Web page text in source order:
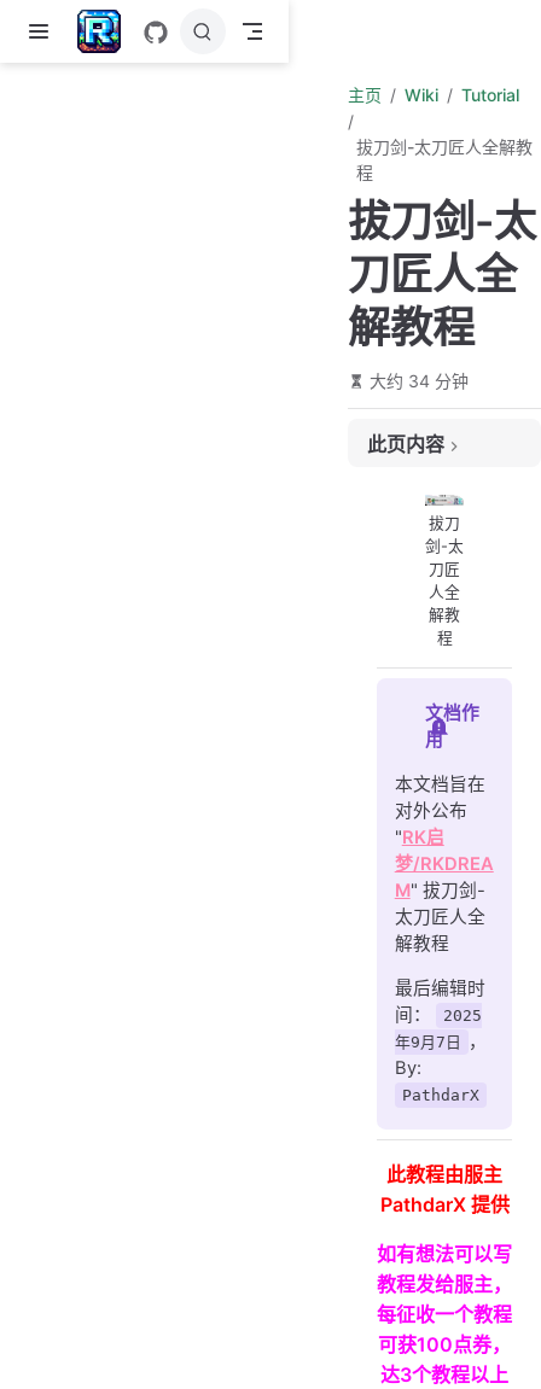
跳至主要內容
主页 Wiki Tutorial
拔刀剑-太刀匠人全解教
程
拔刀剑-太
刀匠人全
解教程
大约 34 分钟
此页内容
基础教学篇
「木偶」篇
「竹光」篇
「白鞘」篇
「名刀之卷」下篇
「妖刀」篇
「血染之竹刃」篇
「驱魔之刃」篇
「葵」之传说篇
「葵」之传说篇
「将军木」篇
「神月」之传说篇
「魂魄家传之刃」篇
「无上利刃」篇
「不死斬り」篇
「狱界剑」篇
「技术试验」篇
「千兆毁灭」篇
「似蛭」篇
拔刀
剑-太
刀匠
人全
解教
程
文档作
用
本文档旨在
对外公布
"RK启
梦/RKDREA
M" 拔刀剑-
太刀匠人全
解教程
最后编辑时
间：
2025
年9月7日
，
By:
PathdarX
此教程由服主
PathdarX 提供
如有想法可以写
教程发给服主，
每征收一个教程
可获100点券，
达3个教程以上